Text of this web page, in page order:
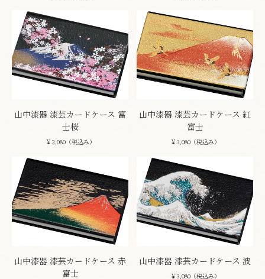
山中漆器 漆芸カードケース 富
士桜
￥3,080（税込み）
山中漆器 漆芸カードケース 紅
富士
￥3,080（税込み）
山中漆器 漆芸カードケース 赤
富士
山中漆器 漆芸カードケース 波
￥3,080（税込み）